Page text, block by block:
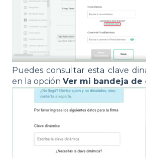
Puedes consultar esta clave
en la opción Ver mi bandeja de